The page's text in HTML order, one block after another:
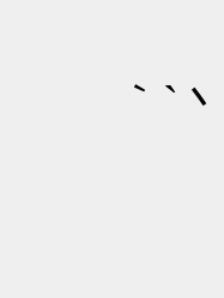
｀`丶
＼